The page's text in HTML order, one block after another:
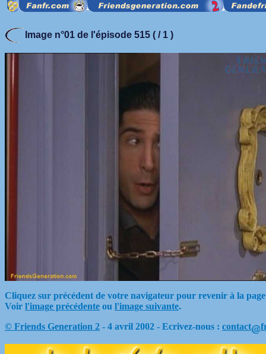
Image n°01 de l'épisode 515 ( / 1 )
Cliquez sur précédent de votre navigateur pour revenir à la
Voir l'image précédente ou l'image suivante.
© Friends Generation 2 - 4 avril 2002 - Ecrivez-nous : contact